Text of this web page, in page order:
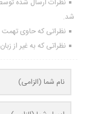
شد.
نظراتی که حاوی تهمت
نظراتی که به غیر از